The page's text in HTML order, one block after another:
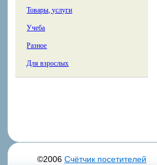
Товары, услуги
Учеба
Разное
Для взрослых
©2006 Счётчик посетителей